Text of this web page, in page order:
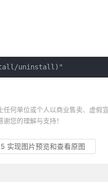
uninstall)"
何单位或个人以商业售卖、虚假
您的理解与支持！
实现图片预览和查看原图